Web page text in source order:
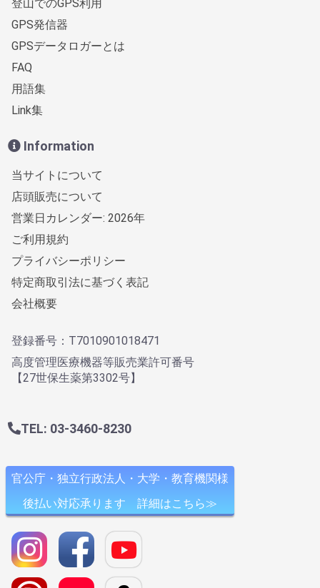
登山でのGPS利用
GPS発信器
GPSデータロガーとは
FAQ
用語集
Link集
Information
当サイトについて
店頭販売について
営業日カレンダー: 2026年
ご利用規約
プライバシーポリシー
特定商取引法に基づく表記
会社概要
登録番号：T7010901018471
高度管理医療機器等販売業許可番号
【27世保生薬第3302号】
TEL: 03-3460-8230
官公庁・独立行政法人・大学・教育機関様
後払い対応承ります 詳細はこちら≫